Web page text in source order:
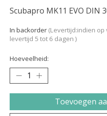
Scubapro MK11 EVO DIN
In backorder (Levertijd:indien
levertijd 5 tot 6 dagen )
Hoeveelheid:
Toevoegen